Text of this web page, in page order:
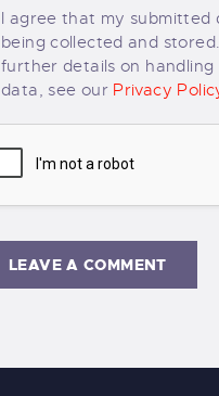
I agree that my submitted
being collected and
further details on handling
data, see our Privacy